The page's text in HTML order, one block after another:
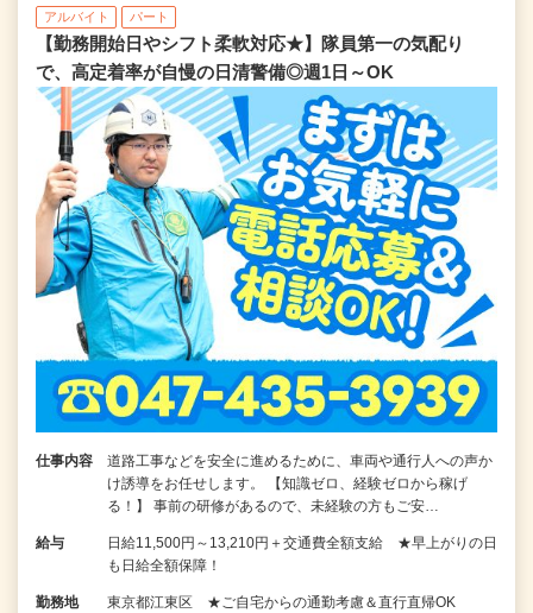
アルバイト パート
【勤務開始日やシフト柔軟対応★】隊員第一の気配り
で、高定着率が自慢の日清警備◎週1日～OK
仕事内容
道路工事などを安全に進めるために、車両や通行人への声か
け誘導をお任せします。 【知識ゼロ、経験ゼロから稼げ
る！】 事前の研修があるので、未経験の方もご安…
給与
日給11,500円～13,210円＋交通費全額支給 ★早上がりの日
も日給全額保障！
勤務地 東京都江東区 ★ご自宅からの通勤考慮＆直行直帰OK